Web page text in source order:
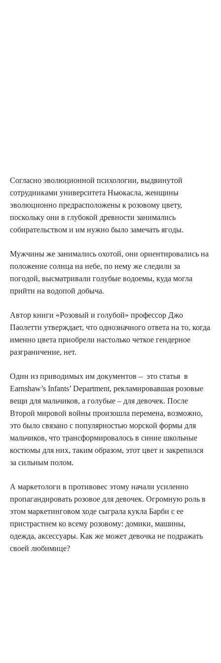
Согласно эволюционной психологии, выдвинутой
сотрудниками университета Ньюкасла, женщины
эволюционно предрасположены к розовому цвету,
поскольку они в глубокой древности занимались
собирательством и им нужно было замечать ягоды.
Мужчины же занимались охотой, они ориентировались на
положение солнца на небе, по нему же следили за
погодой, высматривали голубые водоемы, куда могла
прийти на водопой добыча.
Автор книги «Розовый и голубой» профессор Джо
Паолетти утверждает, что однозначного ответа на то, когда
именно цвета приобрели настолько четкое гендерное
разграничение, нет.
Один из приводимых им документов – это статья в
Earnshaw’s Infants’ Department, рекламировавшая розовые
вещи для мальчиков, а голубые – для девочек. После
Второй мировой войны произошла перемена, возможно,
это было связано с популярностью морской формы для
мальчиков, что трансформировалось в синие школьные
костюмы для них, таким образом, этот цвет и закрепился
за сильным полом.
А маркетологи в противовес этому начали усиленно
пропагандировать розовое для девочек. Огромную роль в
этом маркетинговом ходе сыграла кукла Барби с ее
пристрастием ко всему розовому: домики, машины,
одежда, аксессуары. Как же может девочка не подражать
своей любимице?